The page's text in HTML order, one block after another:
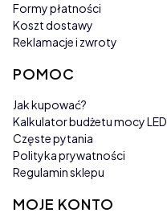
Formy płatności
Koszt dostawy
Reklamacje i zwroty
POMOC
Jak kupować?
Kalkulator budżetu mocy LED
Częste pytania
Polityka prywatności
Regulamin sklepu
MOJE KONTO